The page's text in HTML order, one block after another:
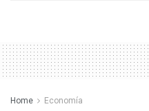
Home Economía